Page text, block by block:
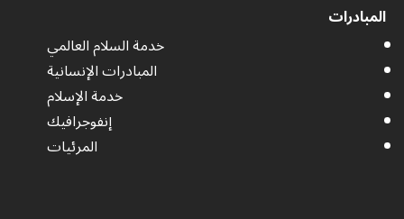
المبادرات
خدمة السلام العالمي
المبادرات الإنسانية
خدمة الإسلام
إنفوجرافيك
المرئيات